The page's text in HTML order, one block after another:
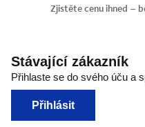
Stávající zákazník
Přihlaste se do svého úču a
Přihlásit